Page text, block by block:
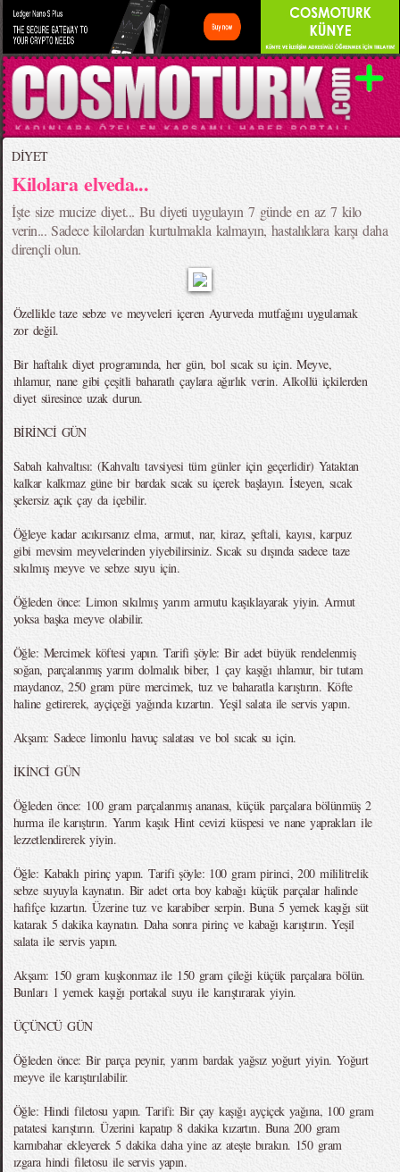
DİYET
Kilolara elveda...
İşte size mucize diyet... Bu diyeti uygulayın 7 günde en az 7 kilo
verin... Sadece kilolardan kurtulmakla kalmayın, hastalıklara karşı daha
dirençli olun.
Özellikle taze sebze ve meyveleri içeren Ayurveda mutfağını uygulamak
zor değil.
Bir haftalık diyet programında, her gün, bol sıcak su için. Meyve,
ıhlamur, nane gibi çeşitli baharatlı çaylara ağırlık verin. Alkollü içkilerden
diyet süresince uzak durun.
BİRİNCİ GÜN
Sabah kahvaltısı: (Kahvaltı tavsiyesi tüm günler için geçerlidir) Yataktan
kalkar kalkmaz güne bir bardak sıcak su içerek başlayın. İsteyen, sıcak
şekersiz açık çay da içebilir.
Öğleye kadar acıkırsanız elma, armut, nar, kiraz, şeftali, kayısı, karpuz
gibi mevsim meyvelerinden yiyebilirsiniz. Sıcak su dışında sadece taze
sıkılmış meyve ve sebze suyu için.
Öğleden önce: Limon sıkılmış yarım armutu kaşıklayarak yiyin. Armut
yoksa başka meyve olabilir.
Öğle: Mercimek köftesi yapın. Tarifi şöyle: Bir adet büyük rendelenmiş
soğan, parçalanmış yarım dolmalık biber, 1 çay kaşığı ıhlamur, bir tutam
maydanoz, 250 gram püre mercimek, tuz ve baharatla karıştırın. Köfte
haline getirerek, ayçiçeği yağında kızartın. Yeşil salata ile servis yapın.
Akşam: Sadece limonlu havuç salatası ve bol sıcak su için.
İKİNCİ GÜN
Öğleden önce: 100 gram parçalanmış ananası, küçük parçalara bölünmüş 2
hurma ile karıştırın. Yarım kaşık Hint cevizi küspesi ve nane yaprakları ile
lezzetlendirerek yiyin.
Öğle: Kabaklı pirinç yapın. Tarifi şöyle: 100 gram pirinci, 200 mililitrelik
sebze suyuyla kaynatın. Bir adet orta boy kabağı küçük parçalar halinde
hafifçe kızartın. Üzerine tuz ve karabiber serpin. Buna 5 yemek kaşığı süt
katarak 5 dakika kaynatın. Daha sonra pirinç ve kabağı karıştırın. Yeşil
salata ile servis yapın.
Akşam: 150 gram kuşkonmaz ile 150 gram çileği küçük parçalara bölün.
Bunları 1 yemek kaşığı portakal suyu ile karıştırarak yiyin.
ÜÇÜNCÜ GÜN
Öğleden önce: Bir parça peynir, yarım bardak yağsız yoğurt yiyin. Yoğurt
meyve ile karıştırılabilir.
Öğle: Hindi filetosu yapın. Tarifi: Bir çay kaşığı ayçiçek yağına, 100 gram
patatesi karıştırın. Üzerini kapatıp 8 dakika kızartın. Buna 200 gram
karnıbahar ekleyerek 5 dakika daha yine az ateşte bırakın. 150 gram
ızgara hindi filetosu ile servis yapın.